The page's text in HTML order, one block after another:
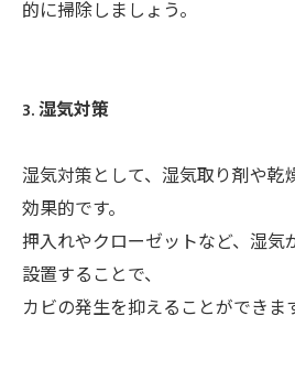
的に掃除しましょう。
3. 湿気対策
湿気対策として、湿気取り剤や乾
効果的です。
押入れやクローゼットなど、湿気
設置することで、
カビの発生を抑えることができま